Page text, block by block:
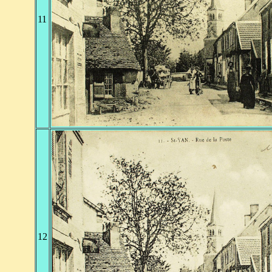
11
12